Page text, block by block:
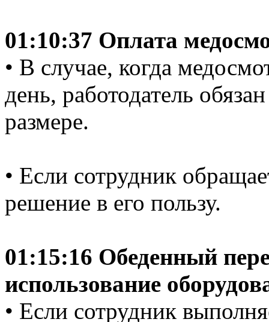
01:10:37 Оплата
• В случае, когда
день, работодатель
размере.
• Если сотрудник
решение в его пользу.
01:15:16 Обеденный
использование
• Если сотрудник